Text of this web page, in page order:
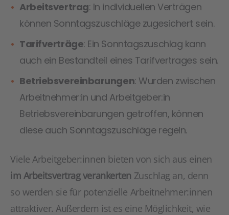
Arbeitsvertrag: In individuellen Verträgen
können Sonntagszuschläge zugesichert sein.
Tarifverträge: Ein Sonntagszuschlag kann
auch ein Bestandteil eines Tarifvertrages sein.
Betriebsvereinbarungen: Wurden zwischen
Arbeitnehmer:in und Arbeitgeber:in
Betriebsvereinbarungen getroffen, können
diese auch Sonntagszuschläge regeln.
Viele Arbeitgeber:innen bieten von sich aus einen
im Arbeitsvertrag verankerten Zuschlag an, denn
so werden sie für potenzielle Arbeitnehmer:innen
attraktiver. Außerdem ist es eine Möglichkeit, wie